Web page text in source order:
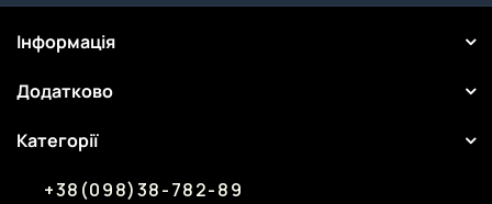
Інформація
Додатково
Категорії
+38(098)38-782-89